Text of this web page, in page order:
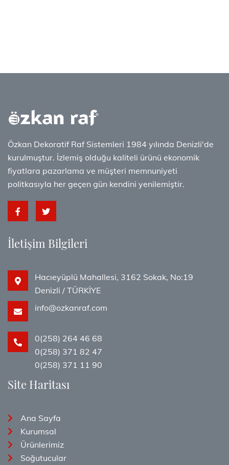
Özkan Dekoratif Raf Sistemleri 1984 yılında Denizli'de
kurulmuştur. İzlemiş olduğu kaliteli ürünü ekonomik
fiyatlara pazarlama ve müşteri memnuniyeti
politkasıyla her geçen gün kendini yenilemiştir.
İletişim Bilgileri
Hacıeyüplü Mahallesi, 3162 Sokak, No:19
Denizli / TÜRKİYE
info@ozkanraf.com
0(258) 264 46 68
0(258) 371 82 47
0(258) 371 11 90
Site Haritası
Ana Sayfa
Kurumsal
Ürünlerimiz
Soğutucular